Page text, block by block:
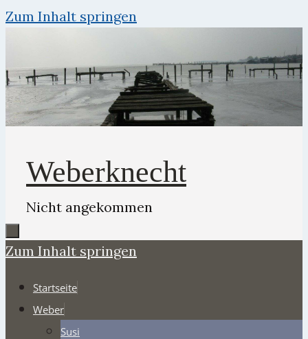
Zum Inhalt springen
Weberknecht
Nicht angekommen
Zum Inhalt springen
Startseite
Weber
Susi